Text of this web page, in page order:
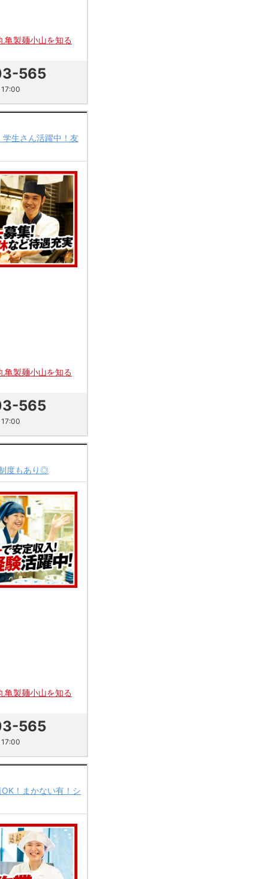
亀製麺小山を知る
565
生さん活躍中！友
亀製麺小山を知る
565
度もあり◎
亀製麺小山を知る
565
！まかない有！シ